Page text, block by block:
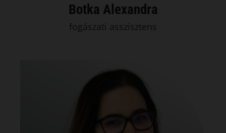
Botka Alexandra
fogászati asszisztens